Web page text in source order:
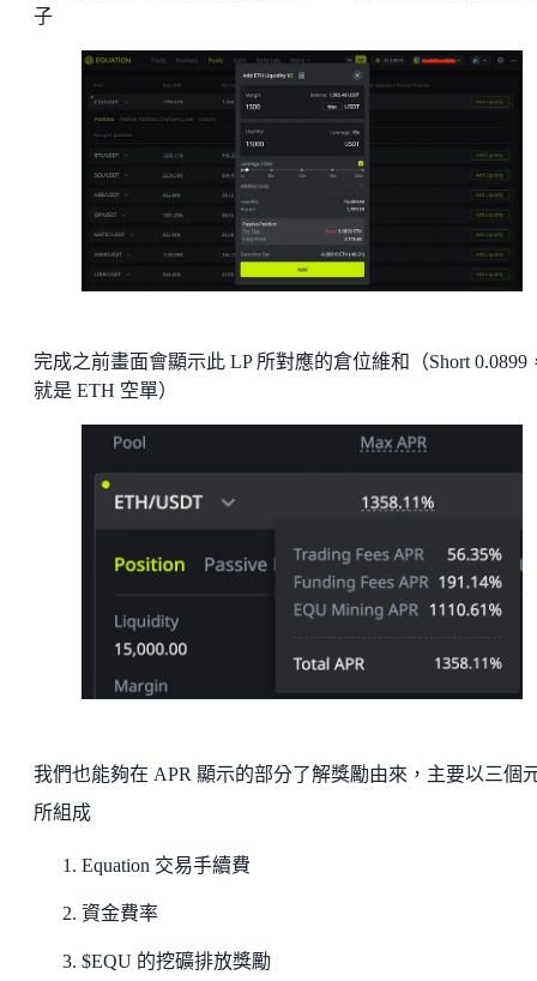
子
完成之前畫面會顯示此 LP 所對應的倉位維和（Short 0.0899
就是 ETH 空單）
我們也能夠在 APR 顯示的部分了解獎勵由來，主要以三個
所組成
Equation 交易手續費
資金費率
$EQU 的挖礦排放獎勵